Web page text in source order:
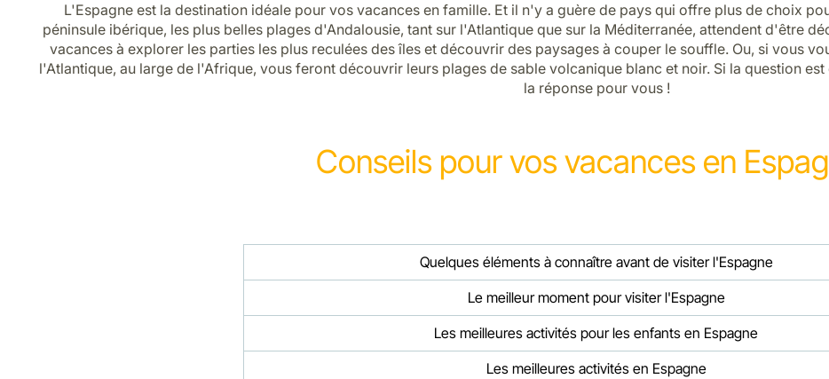
L'Espagne est la destination idéale pour vos vacances en famille. Et il n'y a guère de pays qui offre plus de choix
péninsule ibérique, les plus belles plages d'Andalousie, tant sur l'Atlantique que sur la Méditerranée, attendent d'être
vacances à explorer les parties les plus reculées des îles et découvrir des paysages à couper le souffle. Ou, si vous
l'Atlantique, au large de l'Afrique, vous feront découvrir leurs plages de sable volcanique blanc et noir. Si la question
la réponse pour vous !
Conseils pour vos vacances en
Quelques éléments à connaître avant de visiter l'Espagne
Le meilleur moment pour visiter l'Espagne
Les meilleures activités pour les enfants en Espagne
Les meilleures activités en Espagne